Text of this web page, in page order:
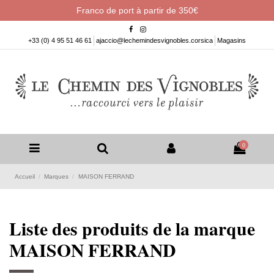
Franco de port à partir de 350€
+33 (0) 4 95 51 46 61 ajaccio@lechemindesvignobles.corsica Magasins
0
Accueil Marques MAISON FERRAND
Liste des produits de la marque
MAISON FERRAND